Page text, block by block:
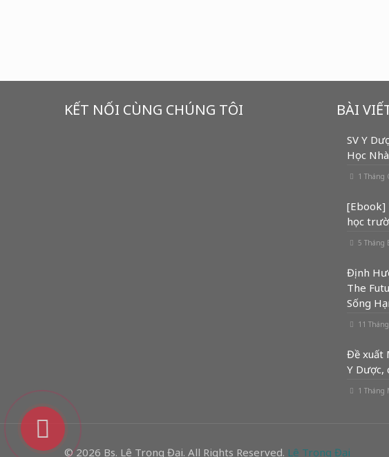
KẾT NỐI CÙNG CHÚNG TÔI BÀI
SV Y
Học
1 Tháng
[Ebook]
học
5 Tháng
Định
The
Sống
11
Đề xuất
Y Dược,
1 Tháng
© 2026 Bs. Lê Trọng Đại. All Rights Reserved. Lê Trọng Đại